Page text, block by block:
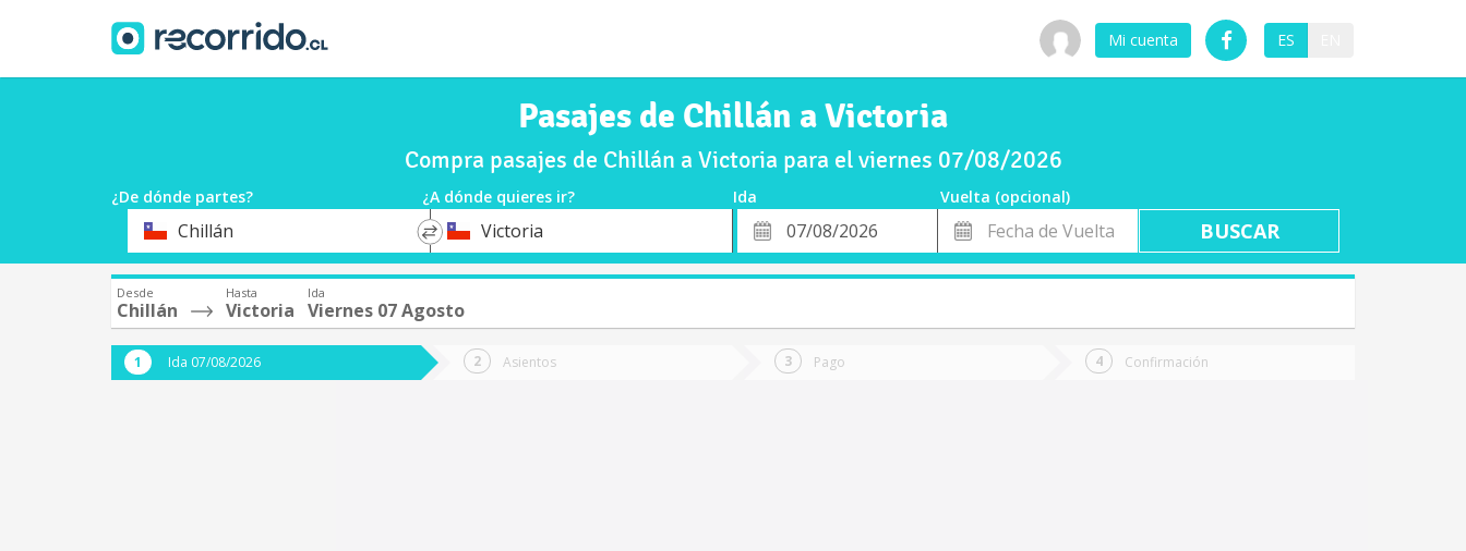
Mi cuenta ES
Pasajes de Chillán a Victoria
Compra pasajes de Chillán a Victoria para el viernes 07/08/2026
¿De dónde partes? ¿A dónde quieres ir? Ida
Vuelta (opcional)
OrigenChillán
*
DestinoVictoria
Fecha
de
Fecha
de
Vuelta
Desde
Chillán
Hasta
Victoria
Ida
Viernes 07 Agosto
Ida 07/08/2026 Asientos Pago Confirmación